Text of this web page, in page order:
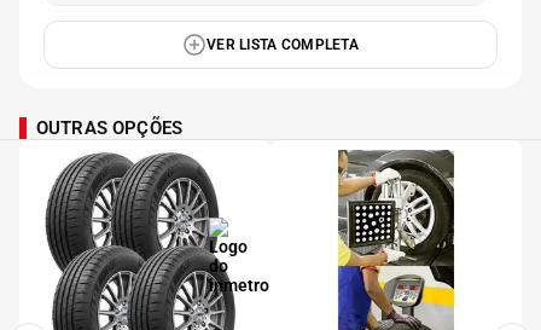
VER LISTA COMPLETA
OUTRAS OPÇÕES